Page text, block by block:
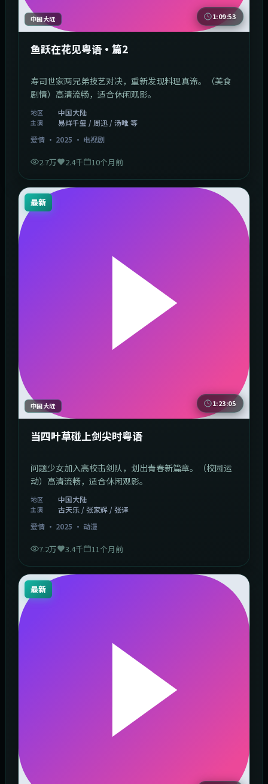
中国大陆 1:09:53
鱼跃在花见粤语·篇2
寿司世家两兄弟技艺对决，重新发现料理真谛。（美食
剧情）高清流畅，适合休闲观影。
地区 中国大陆
主演
易烊千玺 / 周迅 / 汤唯 等
爱情· 2025 · 电视剧
2.7万 2.4千 10个月前
最新
中国大陆 1:23:05
当四叶草碰上剑尖时粤语
问题少女加入高校击剑队，划出青春新篇章。（校园运
动）高清流畅，适合休闲观影。
地区 中国大陆
主演
古天乐 / 张家辉 / 张译
爱情· 2025 · 动漫
7.2万 3.4千 11个月前
最新